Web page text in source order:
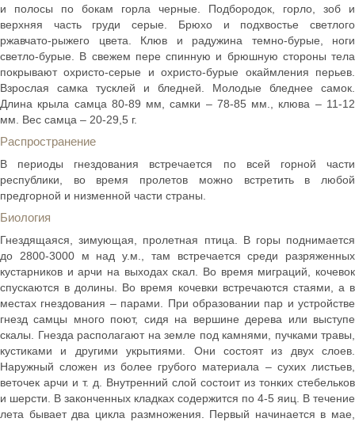
и полосы по бокам горла черные. Подбородок, горло, зоб и
верхняя часть груди серые. Брюхо и подхвостье светлого
ржавчато-рыжего цвета. Клюв и радужина темно-бурые, ноги
светло-бурые. В свежем пере спинную и брюшную стороны тела
покрывают охристо-серые и охристо-бурые окаймления перьев.
Взрослая самка тусклей и бледней. Молодые бледнее самок.
Длина крыла самца 80-89 мм, самки – 78-85 мм., клюва – 11-12
мм. Вес самца – 20-29,5 г.
Распространение
В периоды гнездования встречается по всей горной части
республики, во время пролетов можно встретить в любой
предгорной и низменной части страны.
Биология
Гнездящаяся, зимующая, пролетная птица. В горы поднимается
до 2800-3000 м над у.м., там встречается среди разряженных
кустарников и арчи на выходах скал. Во время миграций, кочевок
спускаются в долины. Во время кочевки встречаются стаями, а в
местах гнездования – парами. При образовании пар и устройстве
гнезд самцы много поют, сидя на вершине дерева или выступе
скалы. Гнезда располагают на земле под камнями, пучками травы,
кустиками и другими укрытиями. Они состоят из двух слоев.
Наружный сложен из более грубого материала – сухих листьев,
веточек арчи и т. д. Внутренний слой состоит из тонких стебельков
и шерсти. В законченных кладках содержится по 4-5 яиц. В течение
лета бывает два цикла размножения. Первый начинается в мае,